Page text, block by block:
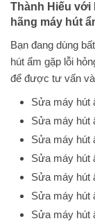
Thành Hiếu với
hãng máy hút
Bạn đang dùng
hút ẩm gặp lỗi
để được tư vấn
Sửa máy hút
Sửa máy hút
Sửa máy hút
Sửa máy hút
Sửa máy hút
Sửa máy hút
Sửa máy hút